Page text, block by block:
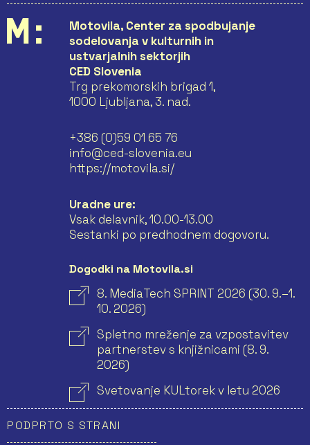
Motovila, Center za spodbujanje
sodelovanja v kulturnih in
ustvarjalnih sektorjih
CED Slovenia
Trg prekomorskih brigad 1,
1000 Ljubljana, 3. nad.
+386 (0)59 01 65 76
info@ced-slovenia.eu
https://motovila.si/
Uradne ure:
Vsak delavnik, 10.00-13.00
Sestanki po predhodnem dogovoru.
Dogodki na Motovila.si
8. MediaTech SPRINT 2026 (30. 9.–1.
10. 2026)
Spletno mreženje za vzpostavitev
partnerstev s knjižnicami (8. 9.
2026)
Svetovanje KULtorek v letu 2026
PODPRTO S STRANI